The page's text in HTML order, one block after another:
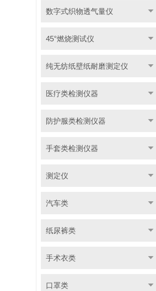
数字式织物透气量仪
45°燃烧测试仪
纯无纺纸壁纸耐磨测定仪
医疗类检测仪器
防护服类检测仪器
手套类检测仪器
测定仪
汽车类
纸尿裤类
手术衣类
口罩类